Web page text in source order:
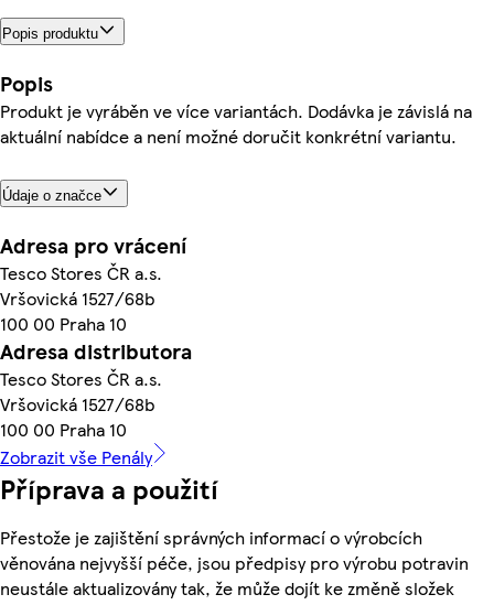
Popis produktu
Popis
Produkt je vyráběn ve více variantách. Dodávka je závislá na
aktuální nabídce a není možné doručit konkrétní variantu.
Údaje o značce
Adresa pro vrácení
Tesco Stores ČR a.s.
Vršovická 1527/68b
100 00 Praha 10
Adresa distributora
Tesco Stores ČR a.s.
Vršovická 1527/68b
100 00 Praha 10
Zobrazit vše Penály
Příprava a použití
Přestože je zajištění správných informací o výrobcích
věnována nejvyšší péče, jsou předpisy pro výrobu potravin
neustále aktualizovány tak, že může dojít ke změně složek